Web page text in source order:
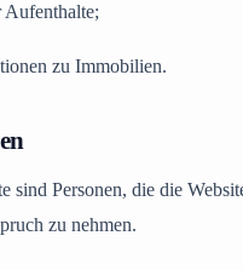
Aufenthalte;
zu Immobilien.
sind Personen, die die
zu nehmen.